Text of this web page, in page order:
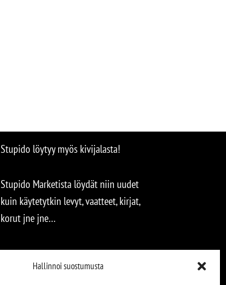
Hallinnoi suostumusta
Stupido löytyy myös kivijalasta!
Stupido Marketista löydät niin uudet
kuin käytetytkin levyt, vaatteet, kirjat,
korut jne jne…